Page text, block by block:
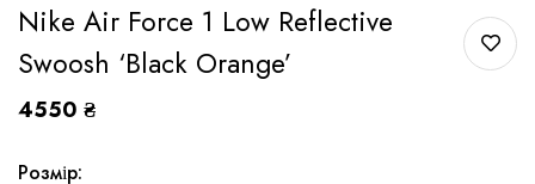
Nike Air Force 1 Low Reflective
Swoosh ‘Black Orange’
4550 ₴
Розмір: